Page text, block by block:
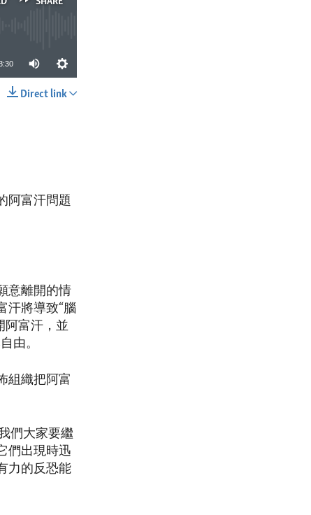
Direct link
阿富汗問題
意離開的情
汗將導致“腦
阿富汗，並
由。
組織把阿富
們大家要繼
們出現時迅
力的反恐能